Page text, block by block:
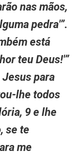
nas mãos,
pedra'”.
está
teu Deus!'”
para
lhe todos
9 e lhe
se te
me